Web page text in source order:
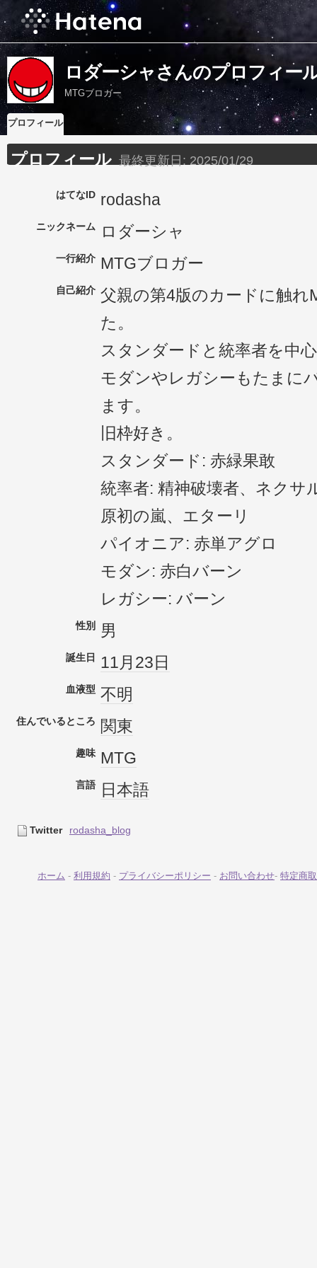
ロダーシャさんのプロフィー
MTGブロガー
プロフィール
プロフィール 最終更新日: 2025/01/29
はてなID rodasha
ニックネーム ロダーシャ
一行紹介 MTGブロガー
自己紹介 父親の第4版のカードに触れ
た。
スタンダードと統率者を中
モダンやレガシーもたまに
ます。
旧枠好き。
スタンダード: 赤緑果敢
統率者: 精神破壊者、ネクサ
原初の嵐、エターリ
パイオニア: 赤単アグロ
モダン: 赤白バーン
レガシー: バーン
性別 男
誕生日 11月23日
血液型 不明
住んでいるところ 関東
趣味 MTG
言語 日本語
Twitter rodasha_blog
ホーム - 利用規約 - プライバシーポリシー - お問い合わせ- 特定商